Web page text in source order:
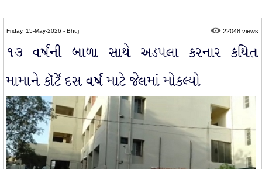
Friday, 15-May-2026 - Bhuj 22048 views
૧૩ વર્ષની બાળા સાથે અડપલા કરનાર કથિત
મામાને કૉર્ટે દસ વર્ષ માટે જેલમાં મોકલ્યો